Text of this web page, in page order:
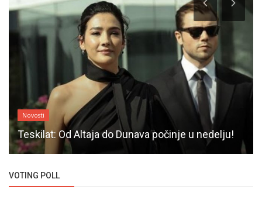
Novosti
Teskilat: Od Altaja do Dunava počinje u nedelju!
VOTING POLL